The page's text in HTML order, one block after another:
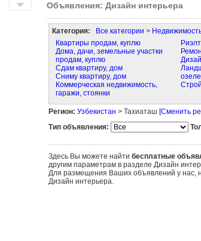
Объявления: Дизайн интерьера
Категория: Все категории >
Квартиры продам, куплю
Дома, дачи, земельные участки
продам, куплю
Сдам квартиру, дом
Сниму квартиру, дом
Коммерческая недвижимость,
гаражи, стоянки
Регион: Узбекистан > Тахиаташ [Сменить
Тип объявления:
Здесь Вы можете найти бесплатные
другим параметрам в разделе Дизайн
Для размещения Ваших объявлений у нас,
Дизайн интерьера.